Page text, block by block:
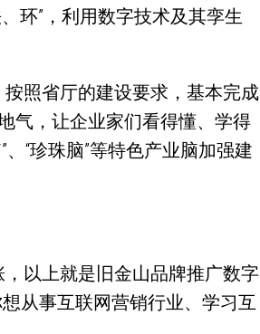
环”，利用数字技术及其孪生
照省厅的建设要求，基本完成
气，让企业家们看得懂、学得
“珍珠脑”等特色产业脑加强建
以上就是旧金山品牌推广数字
从事互联网营销行业、学习互